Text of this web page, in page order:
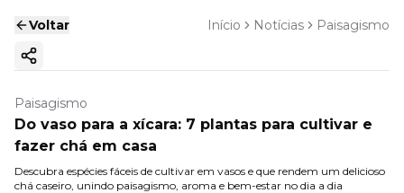
Voltar Início Notícias Paisagismo
Copiar link
Paisagismo
Do vaso para a xícara: 7 plantas para cultivar e
fazer chá em casa
Descubra espécies fáceis de cultivar em vasos e que rendem um delicioso
chá caseiro, unindo paisagismo, aroma e bem-estar no dia a dia